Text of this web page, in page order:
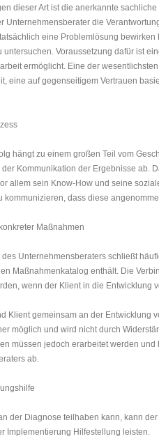
dieser Art ist die anerkannte
Unternehmensberater die
eine Problemlösung
untersuchen. Voraus­setzung dafür ist
ermöglicht. Eine der
eine auf gegenseitigem Vertrauen
hängt zu einem großen Teil vom
Kommunikation der Ergebnisse ab.
allem sein Know-How und seine
kommunizieren, dass diese
Maßnahmen
des Unternehmensberaters schließt
Maßnahmenkatalog enthält. Die
wenn der Klient in die Entwicklung
Klient gemeinsam an der Entwicklung
möglich und wird nicht durch
müssen jedoch erar­beitet werden
ab.
der Diagnose teilhaben kann, kann
Implementierung Hilfestellung leisten.